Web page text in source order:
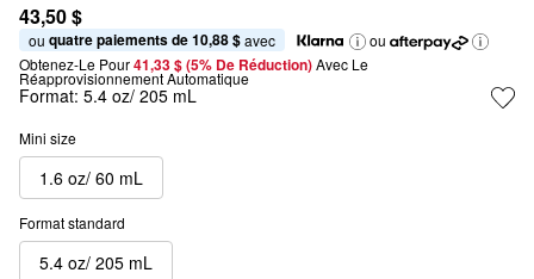
43,50 $
ou quatre paiements de 10,88 $ avec
ou
Obtenez-Le Pour41,33 $ (5% De Réduction) Avec Le
Réapprovisionnement Automatique
Format: 5.4 oz/ 205 mL
Mini size
1.6 oz/ 60 mL
Format standard
5.4 oz/ 205 mL